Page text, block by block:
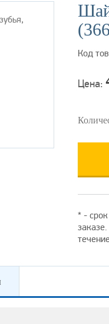
Код
Цена:
* -